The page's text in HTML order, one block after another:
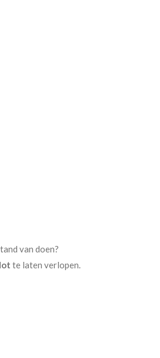
van doen?
te laten verlopen.